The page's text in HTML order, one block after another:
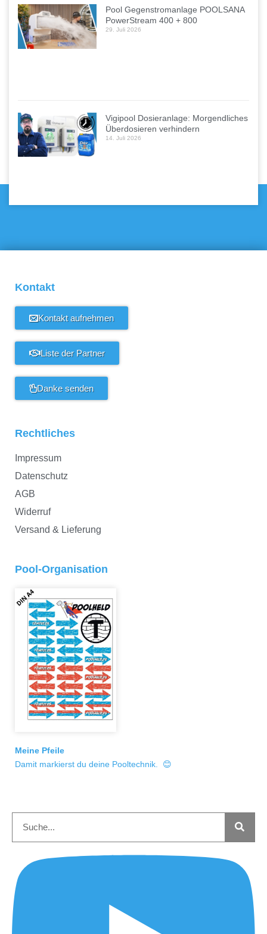
Pool Gegenstromanlage POOLSANA
PowerStream 400 + 800
29. Juli 2026
Vigipool Dosieranlage: Morgendliches
Überdosieren verhindern
14. Juli 2026
Kontakt
Kontakt aufnehmen
Liste der Partner
Danke senden
Rechtliches
Impressum
Datenschutz
AGB
Widerruf
Versand & Lieferung
Pool-Organisation
Meine Pfeile
Damit markierst du deine Pooltechnik. 😊